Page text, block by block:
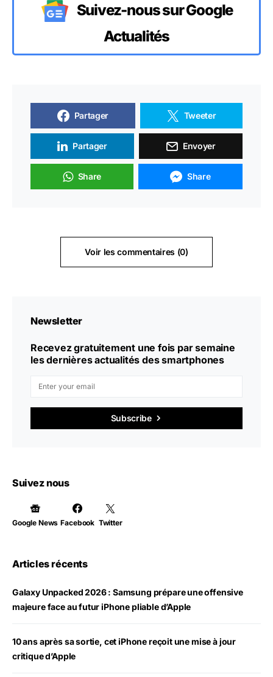
Suivez-nous sur Google
Actualités
Partager Tweeter
Partager Envoyer
Share Share
Voir les commentaires (0)
Newsletter
Recevez gratuitement une fois par semaine
les dernières actualités des smartphones
Subscribe
Suivez nous
Google News Facebook Twitter
Articles récents
Galaxy Unpacked 2026 : Samsung prépare une offensive
majeure face au futur iPhone pliable d’Apple
10 ans après sa sortie, cet iPhone reçoit une mise à jour
critique d’Apple